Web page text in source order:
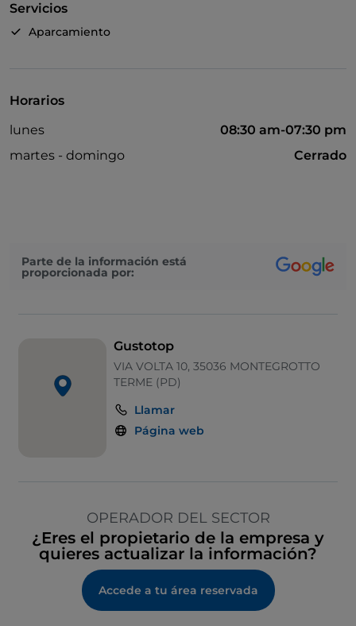
Servicios
Aparcamiento
Horarios
lunes
08:30 am-07:30 pm
martes - domingo
Cerrado
Parte de la información está
proporcionada por:
Gustotop
VIA VOLTA 10, 35036 MONTEGROTTO
TERME (PD)
Llamar
Página web
OPERADOR DEL SECTOR
¿Eres el propietario de la empresa y
quieres actualizar la información?
Accede a tu área reservada